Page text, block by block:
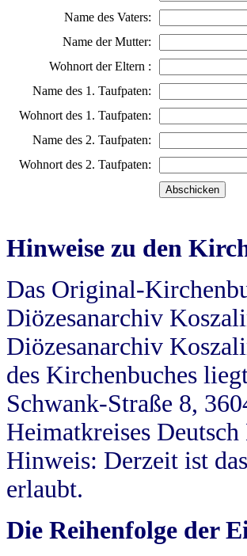
Name des Vaters:
Name der Mutter:
Wohnort der Eltern :
Name des 1. Taufpaten:
Wohnort des 1. Taufpaten:
Name des 2. Taufpaten:
Wohnort des 2. Taufpaten:
Hinweise zu den
Das Original-
Diözesanarchiv
Diözesanarchiv
des Kirchenbuches
Schwank-Straße 8,
Heimatkreises
Hinweis: Derzeit ist
erlaubt.
Die Reihenfolge der